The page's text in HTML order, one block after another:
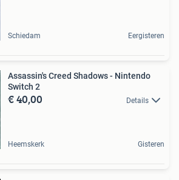
Schiedam Eergisteren
Assassin's Creed Shadows - Nintendo
Switch 2
€ 40,00 Details
Heemskerk Gisteren